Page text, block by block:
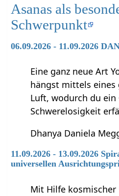
Asanas als
Schwerpunkt
06.09.2026 - 11.09.2026
Eine ganz neue Art
hängst mittels eines
Luft, wodurch du ein
Schwerelosigkeit
Dhanya Daniela
11.09.2026 - 13.09.2026
universellen
Mit Hilfe